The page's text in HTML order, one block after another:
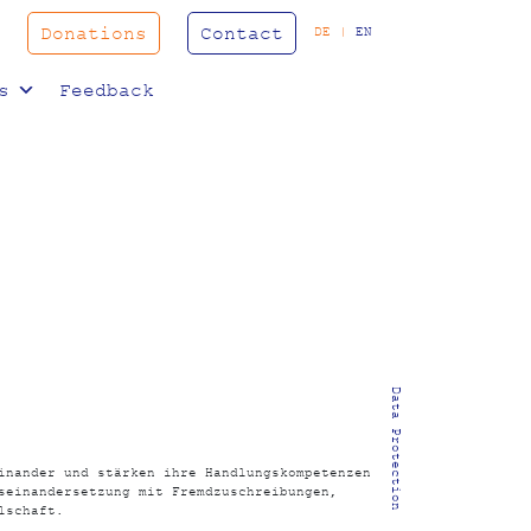
Donations Contact DE |EN
Feedback
Data Protection
und stärken ihre Handlungskompetenzen
mit Fremdzuschreibungen,